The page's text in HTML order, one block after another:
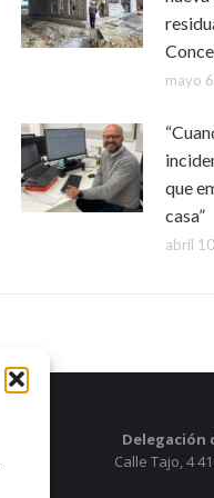
mayo
que
casa”
abril
Delegación
Calle Tajo, 4